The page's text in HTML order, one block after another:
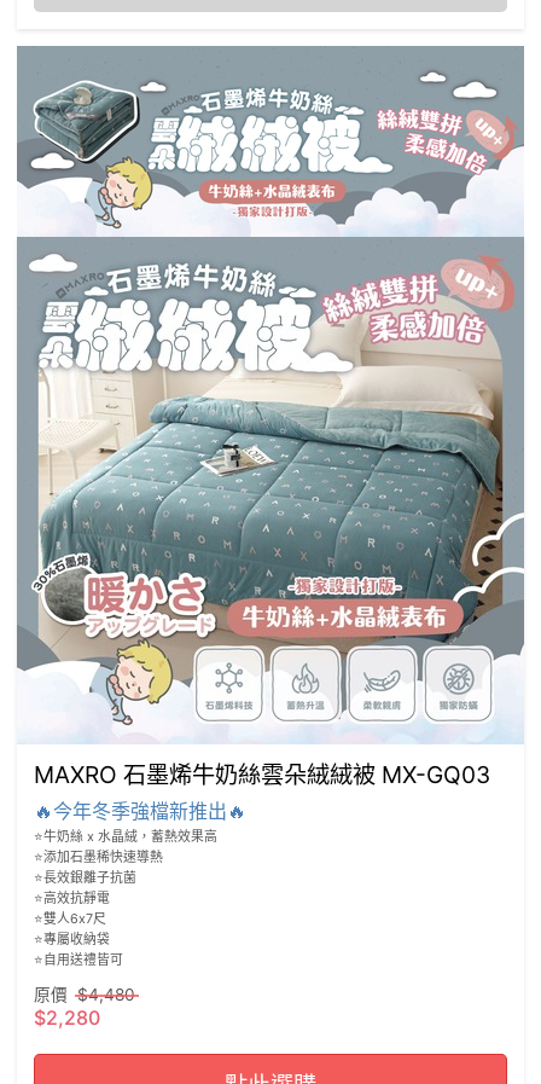
MAXRO 石墨烯牛奶絲雲朵絨絨被 MX-GQ03
🔥今年冬季強檔新推出🔥
⭐️牛奶絲 x 水晶絨，蓄熱效果高
⭐️添加石墨稀快速導熱
⭐️長效銀離子抗菌
⭐️高效抗靜電
⭐️雙人6x7尺
⭐️專屬收納袋
⭐️自用送禮皆可
原價 $4,480
$2,280